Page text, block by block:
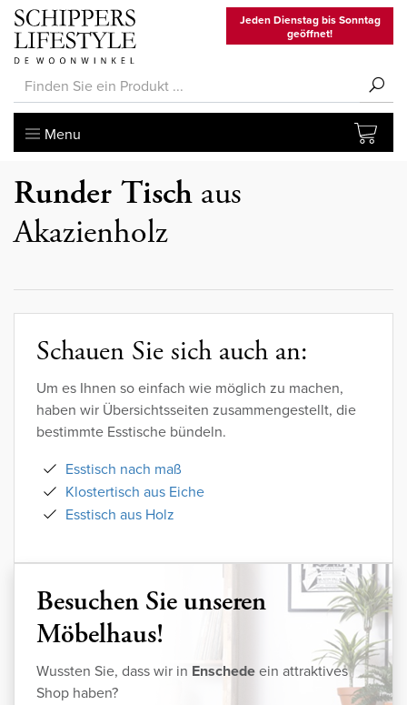
Jeden Dienstag bis Sonntag
geöffnet!
Menu
Runder Tisch aus
Akazienholz
Schauen Sie sich auch an:
Um es Ihnen so einfach wie möglich zu machen,
haben wir Übersichtsseiten zusammengestellt, die
bestimmte Esstische bündeln.
Esstisch nach maß
Klostertisch aus Eiche
Esstisch aus Holz
Besuchen Sie unseren
Möbelhaus!
Wussten Sie, dass wir in Enschedeein attraktives
Shop haben?